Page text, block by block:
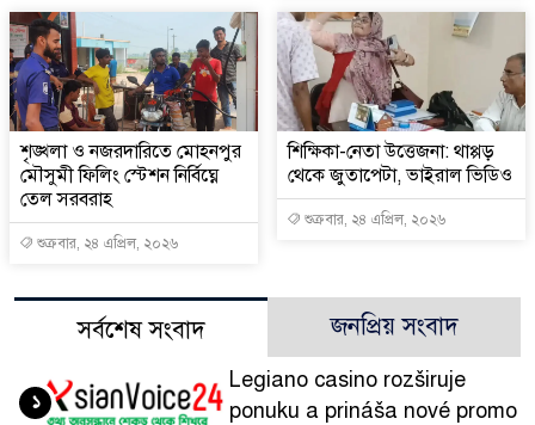
শৃঙ্খলা ও নজরদারিতে মোহনপুর
মৌসুমী ফিলিং স্টেশন নির্বিঘ্নে
তেল সরবরাহ
শুক্রবার, ২৪ এপ্রিল, ২০২৬
শিক্ষিকা-নেতা উত্তেজনা: থাপ্পড়
থেকে জুতাপেটা, ভাইরাল ভিডিও
শুক্রবার, ২৪ এপ্রিল, ২০২৬
সর্বশেষ সংবাদ জনপ্রিয় সংবাদ
Legiano casino rozširuje
ponuku a prináša nové promo
১